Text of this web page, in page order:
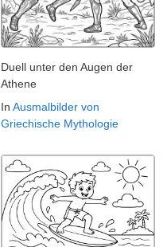
Duell unter den Augen der
Athene
In Ausmalbilder von
Griechische Mythologie